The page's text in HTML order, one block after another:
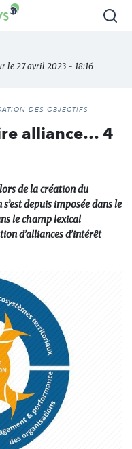
le 27 avril 2023 - 18:16
DES OBJECTIFS
alliance… 4
de la création du
depuis imposée dans le
le champ lexical
d’alliances d’intérêt